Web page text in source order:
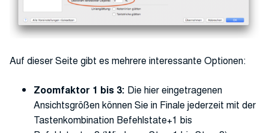
Auf dieser Seite gibt es mehrere interessante Optionen:
Zoomfaktor 1 bis 3: Die hier eingetragenen
Ansichtsgrößen können Sie in Finale jederzeit mit der
Tastenkombination Befehlstate+1 bis